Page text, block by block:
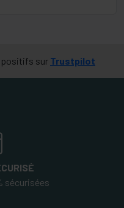
positifs sur Trustpilot
sécurisées